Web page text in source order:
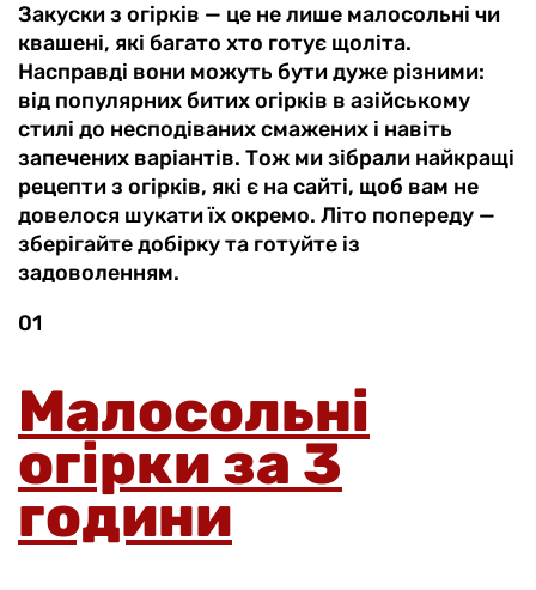
Закуски з огірків — це не лише малосольні чи
квашені, які багато хто готує щоліта.
Насправді вони можуть бути дуже різними:
від популярних битих огірків в азійському
стилі до несподіваних смажених і навіть
запечених варіантів. Тож ми зібрали найкращі
рецепти з огірків, які є на сайті, щоб вам не
довелося шукати їх окремо. Літо попереду —
зберігайте добірку та готуйте із
задоволенням.
01
Малосольні
огірки за 3
години